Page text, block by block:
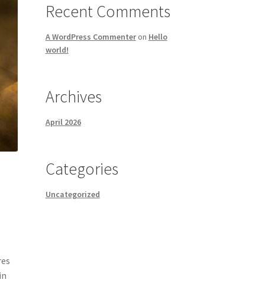
Recent Comments
A WordPress Commenteron Hello
world!
Archives
April 2026
Categories
Uncategorized